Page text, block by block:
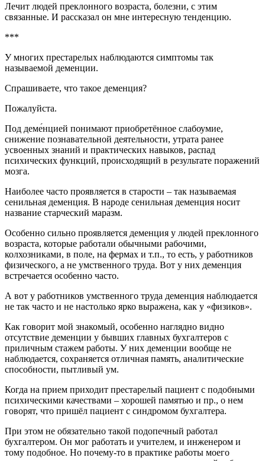
Лечит людей преклонного возраста, болезни, с этим
связанные. И рассказал он мне интересную тенденцию.
***
У многих престарелых наблюдаются симптомы так
называемой деменции.
Спрашиваете, что такое деменция?
Пожалуйста.
Под деме́нцией понимают приобретённое слабоумие,
снижение познавательной деятельности, утрата ранее
усвоенных знаний и практических навыков, распад
психических функций, происходящий в результате поражений
мозга.
Наиболее часто проявляется в старости – так называемая
сенильная деменция. В народе сенильная деменция носит
название старческий мара́зм.
Особенно сильно проявляется деменция у людей преклонного
возраста, которые работали обычными рабочими,
колхозниками, в поле, на фермах и т.п., то есть, у работников
физического, а не умственного труда. Вот у них деменция
встречается особенно часто.
А вот у работников умственного труда деменция наблюдается
не так часто и не настолько ярко выражена, как у «физиков».
Как говорит мой знакомый, особенно наглядно видно
отсутствие деменции у бывших главных бухгалтеров с
приличным стажем работы. У них деменции вообще не
наблюдается, сохраняется отличная память, аналитические
способности, пытливый ум.
Когда на прием приходит престарелый пациент с подобными
психическими качествами – хорошей памятью и пр., о нем
говорят, что пришёл пациент с синдромом бухгалтера.
При этом не обязательно такой подопечный работал
бухгалтером. Он мог работать и учителем, и инженером и
тому подобное. Но почему-то в практике работы моего